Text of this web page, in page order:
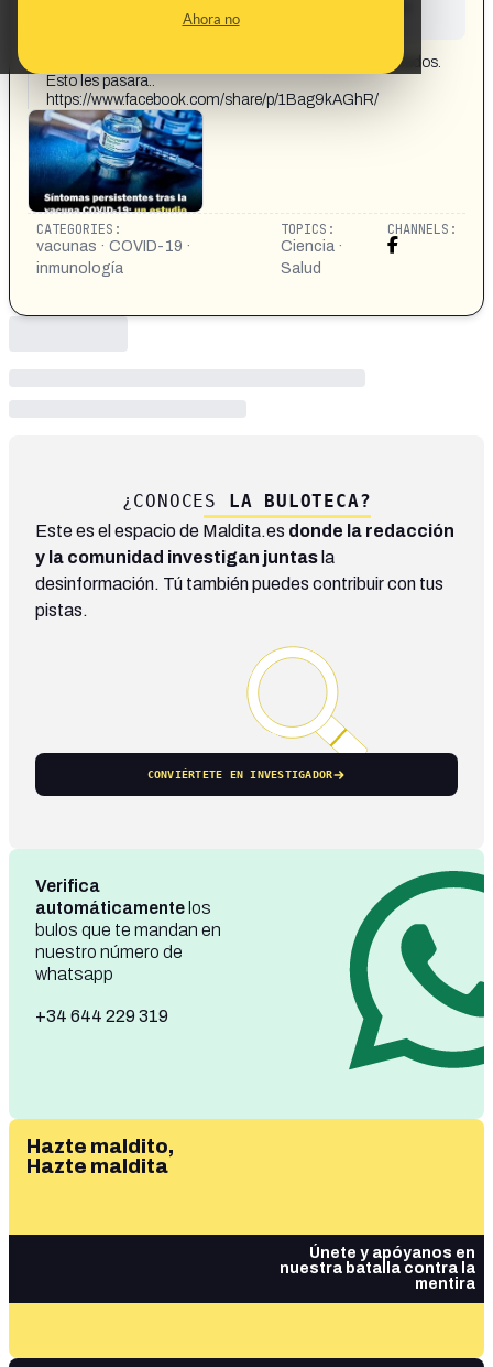
Ahora no
ATENCIÓN COVID 19. Alerta mundial para los vacunados.
Esto les pasara..
https://www.facebook.com/share/p/1Bag9kAGhR/
CATEGORIES:
vacunas · COVID-19 ·
inmunología
TOPICS:
Ciencia ·
Salud
CHANNELS:
¿CONOCES LA BULOTECA?
Este es el espacio de Maldita.es donde la redacción
y la comunidad investigan juntas la
desinformación. Tú también puedes contribuir con tus
pistas.
CONVIÉRTETE EN INVESTIGADOR
Verifica
automáticamente los
bulos que te mandan en
nuestro número de
whatsapp
+34 644 229 319
Hazte maldito,
Hazte maldita
Únete y apóyanos en
nuestra batalla contra la
mentira